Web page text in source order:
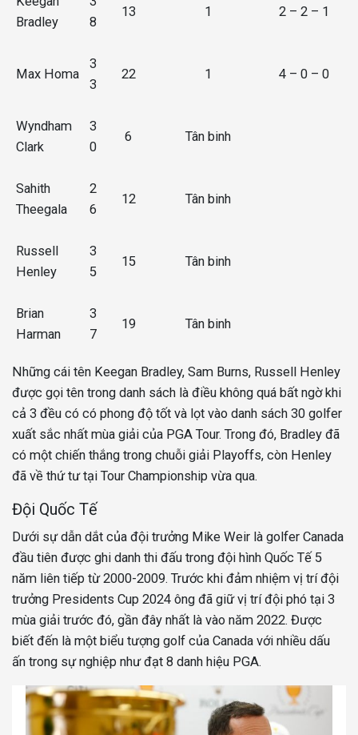
Bradley
8
13 1 2 – 2 – 1
Max Homa
3
3
22 1 4 – 0 – 0
Wyndham
Clark
3
0
6 Tân binh
Sahith
Theegala
2
6
12 Tân binh
Russell
Henley
3
5
15 Tân binh
Brian
Harman
3
7
19 Tân binh
Những cái tên Keegan Bradley, Sam Burns, Russell Henley
được gọi tên trong danh sách là điều không quá bất ngờ khi
cả 3 đều có có phong độ tốt và lọt vào danh sách 30 golfer
xuất sắc nhất mùa giải của PGA Tour. Trong đó, Bradley đã
có một chiến thắng trong chuỗi giải Playoffs, còn Henley
đã về thứ tư tại Tour Championship vừa qua.
Đội Quốc Tế
Dưới sự dẫn dắt của đội trưởng Mike Weir là golfer Canada
đầu tiên được ghi danh thi đấu trong đội hình Quốc Tế 5
năm liên tiếp từ 2000-2009. Trước khi đảm nhiệm vị trí đội
trưởng Presidents Cup 2024 ông đã giữ vị trí đội phó tại 3
mùa giải trước đó, gần đây nhất là vào năm 2022. Được
biết đến là một biểu tượng golf của Canada với nhiều dấu
ấn trong sự nghiệp như đạt 8 danh hiệu PGA.